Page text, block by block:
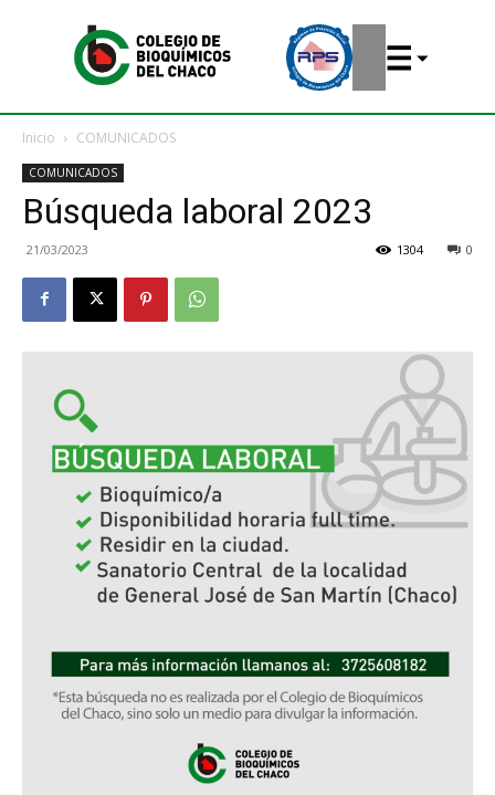
Inicio COMUNICADOS
COMUNICADOS
Búsqueda laboral 2023
21/03/2023 0
1304